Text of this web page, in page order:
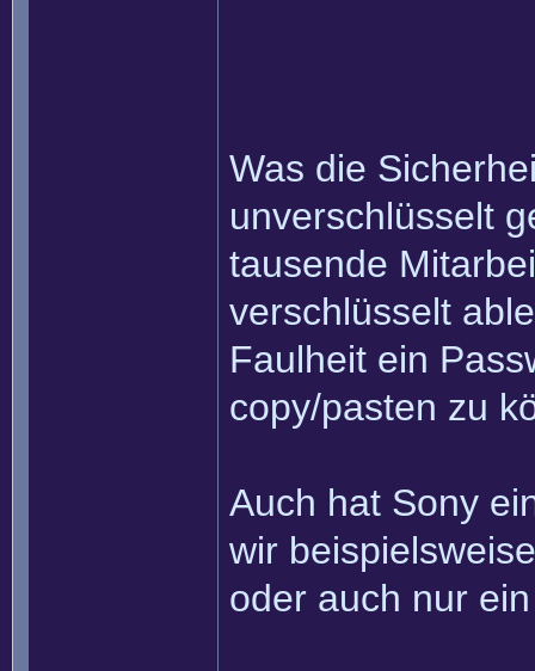
Was die
unverschlüsselt
tausende
verschlüsselt
Faulheit ein
copy/pasten zu
Auch hat Sony
wir
oder auch nur